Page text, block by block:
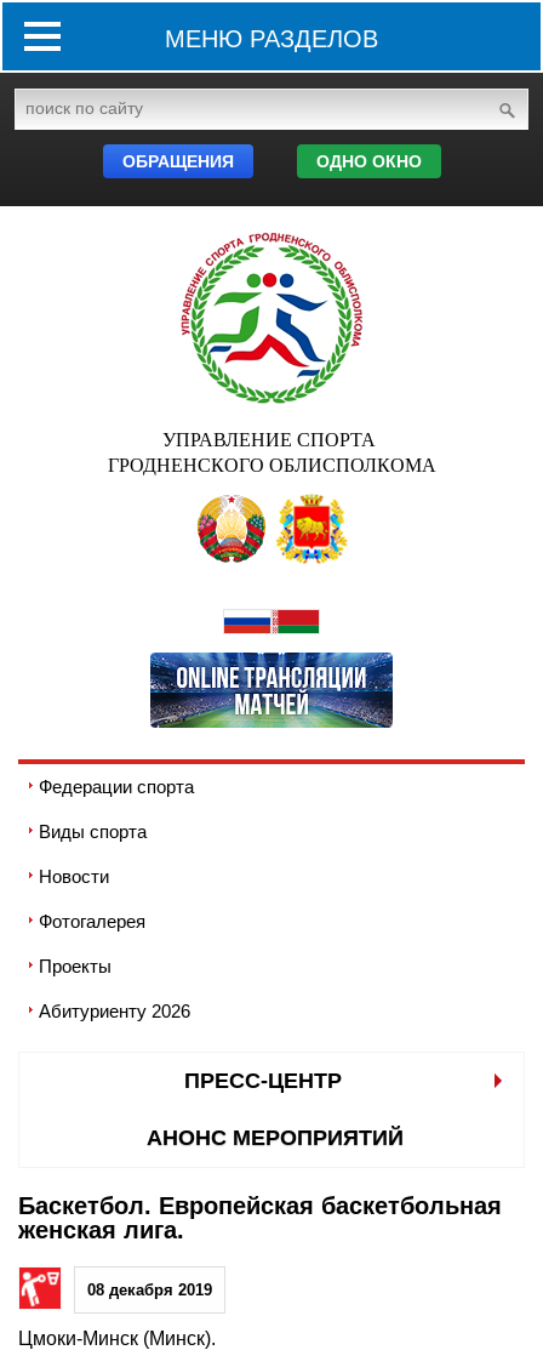
МЕНЮ РАЗДЕЛОВ
ОБРАЩЕНИЯ ОДНО ОКНО
УПРАВЛЕНИЕ СПОРТА
ГРОДНЕНСКОГО ОБЛИСПОЛКОМА
Федерации спорта
Виды спорта
Новости
Фотогалерея
Проекты
Абитуриенту 2026
ПРЕСС-ЦЕНТР
АНОНС МЕРОПРИЯТИЙ
Баскетбол. Европейская баскетбольная
женская лига.
08 декабря 2019
Цмоки-Минск (Минск).